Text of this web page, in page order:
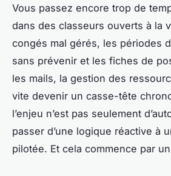
Vous passez encore trop de
dans des classeurs ouverts à la
congés mal gérés, les périodes
sans prévenir et les fiches de
les mails, la gestion des
vite devenir un casse-tête
l’enjeu n’est pas seulement
passer d’une logique réactive à
pilotée. Et cela commence par